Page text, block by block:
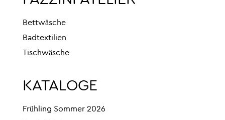
Bettwäsche
Badtextilien
Tischwäsche
KATALOGE
Frühling Sommer 2026